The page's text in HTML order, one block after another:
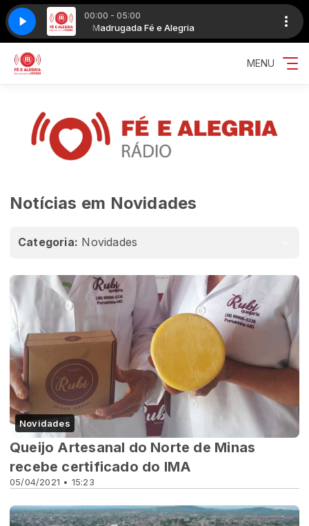
00:00 - 05:00
Madrugada Fé e Alegria
MARJORIE ESTIANO - ESPIRAIS
MENU
Notícias em Novidades
Categoria: Novidades
Novidades
05/04/2021 • 15:23
Queijo Artesanal do Norte de Minas
recebe certificado do IMA